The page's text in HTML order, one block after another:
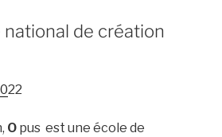
de création
22
O pus est une école de